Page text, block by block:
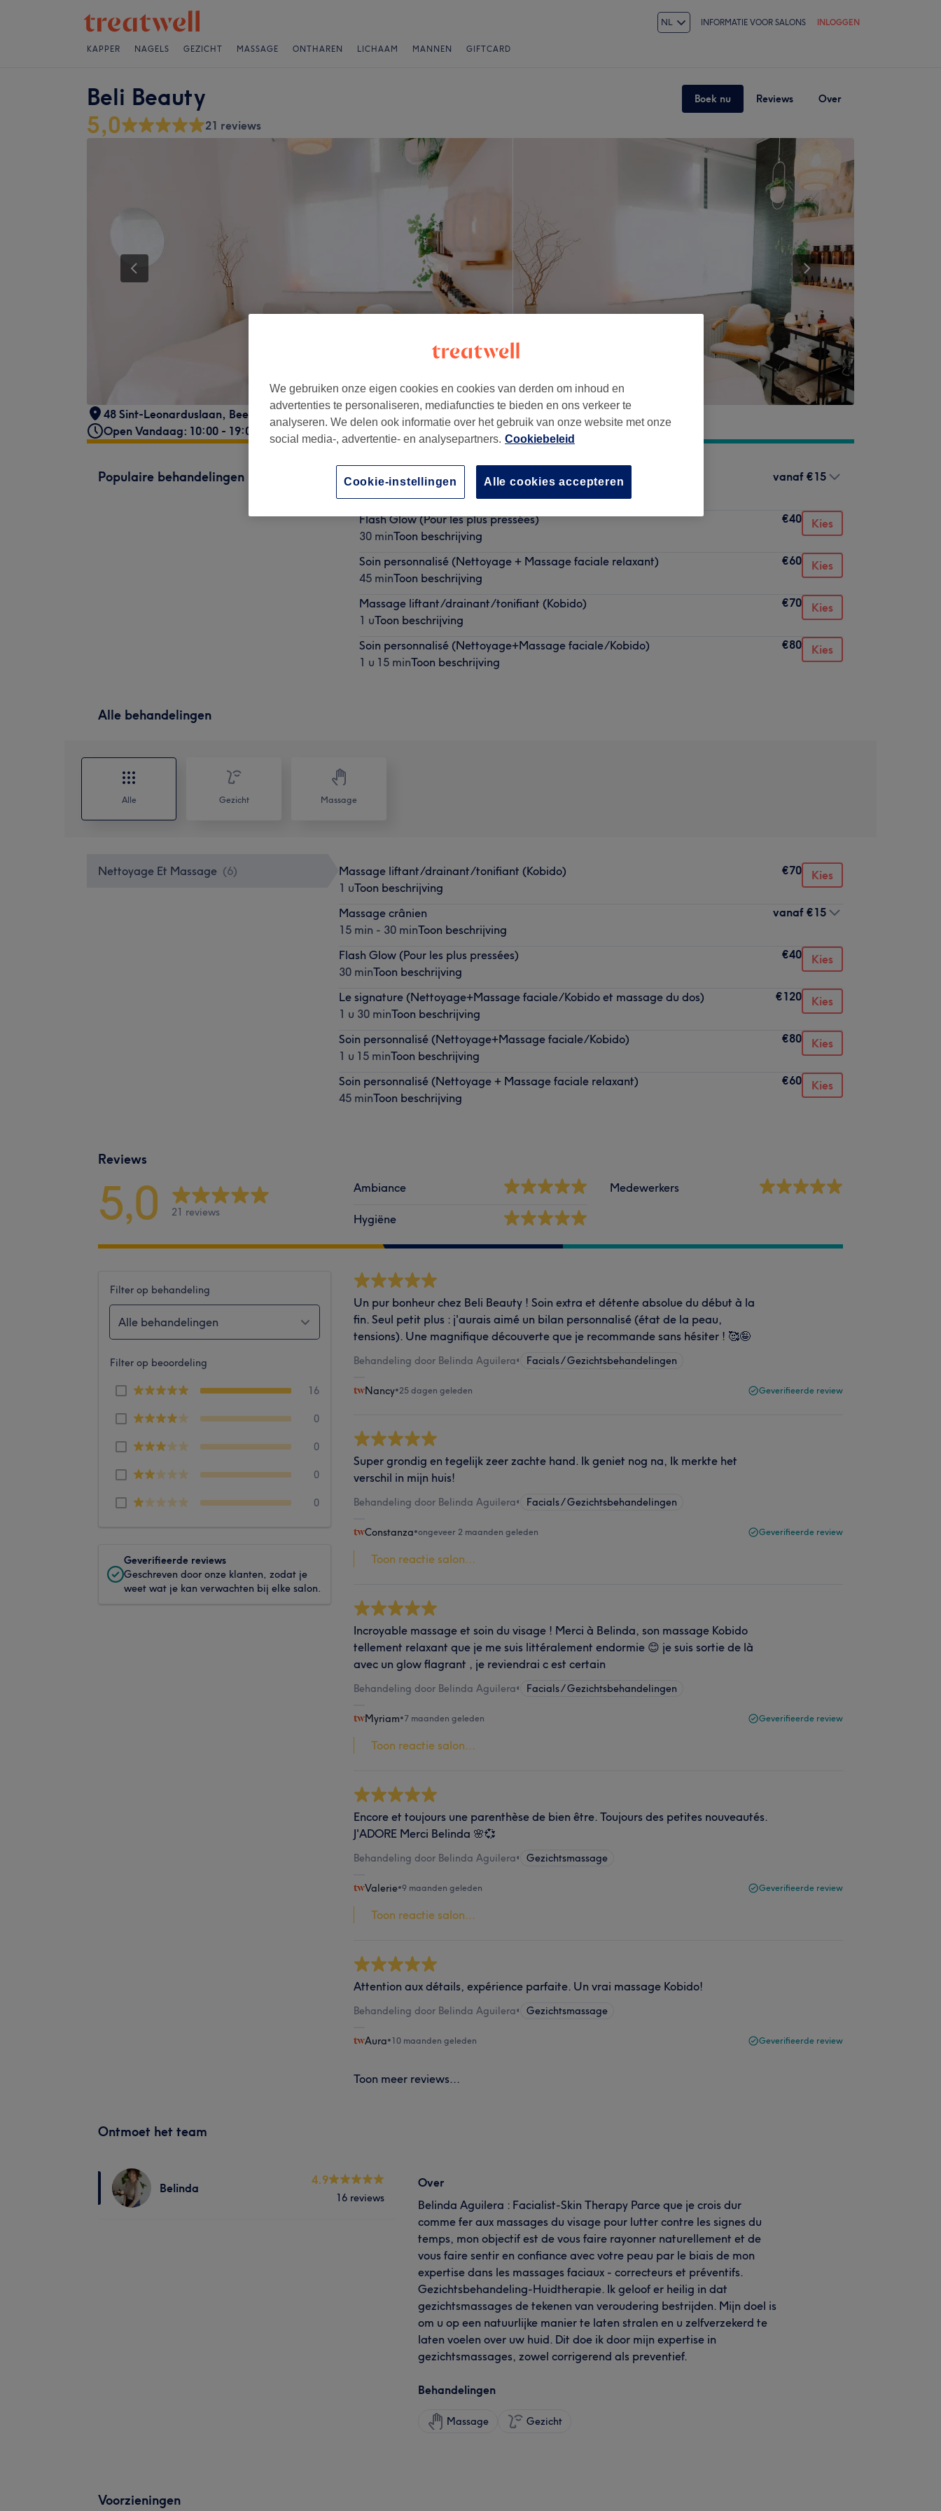
NL INFORMATIE VOOR SALONS INLOGGEN
KAPPER NAGELS GEZICHT MASSAGE ONTHAREN LICHAAM MANNEN GIFTCARD
Beli Beauty Boek nu Reviews Over
5,0 21 reviews
48 Sint-Leonarduslaan, Beersel , 1654
Open Vandaag: 10:00 - 19:00
Populaire behandelingen
Massage crânien
vanaf €15
Flash Glow (Pour les plus pressées)
30 minToon beschrijving
€40 Kies
Soin personnalisé (Nettoyage + Massage faciale relaxant)
45 minToon beschrijving
€60 Kies
Massage liftant/drainant/tonifiant (Kobido)
1 uToon beschrijving
€70 Kies
Soin personnalisé (Nettoyage+Massage faciale/Kobido)
1 u 15 minToon beschrijving
€80 Kies
Alle behandelingen
Alle Gezicht Massage
Nettoyage Et Massage (6)
Massage liftant/drainant/tonifiant (Kobido)
1 uToon beschrijving
€70 Kies
Massage crânien
15 min - 30 minToon beschrijving
vanaf €15
Flash Glow (Pour les plus pressées)
30 minToon beschrijving
€40 Kies
Le signature (Nettoyage+Massage faciale/Kobido et massage du dos)
1 u 30 minToon beschrijving
€120 Kies
Soin personnalisé (Nettoyage+Massage faciale/Kobido)
1 u 15 minToon beschrijving
€80 Kies
Soin personnalisé (Nettoyage + Massage faciale relaxant)
45 minToon beschrijving
€60 Kies
Reviews
5,0 21 reviews
Ambiance
Hygiëne
Medewerkers
Filter op behandeling
Alle behandelingen
Filter op beoordeling
16
0
0
0
0
Geverifieerde reviews
Geschreven door onze klanten, zodat je
weet wat je kan verwachten bij elke salon.
Un pur bonheur chez Beli Beauty ! Soin extra et détente absolue du début à la
fin. Seul petit plus : j'aurais aimé un bilan personnalisé (état de la peau,
tensions). Une magnifique découverte que je recommande sans hésiter ! 🥰🤪
Behandeling door Belinda Aguilera• Facials / Gezichtsbehandelingen
Nancy•25 dagen geleden Geverifieerde review
Super grondig en tegelijk zeer zachte hand. Ik geniet nog na, Ik merkte het
verschil in mijn huis!
Behandeling door Belinda Aguilera• Facials / Gezichtsbehandelingen
Constanza•ongeveer 2 maanden geleden Geverifieerde review
Toon reactie salon...
Incroyable massage et soin du visage ! Merci à Belinda, son massage Kobido
tellement relaxant que je me suis littéralement endormie 😊 je suis sortie de là
avec un glow flagrant , je reviendrai c est certain
Behandeling door Belinda Aguilera• Facials / Gezichtsbehandelingen
Myriam•7 maanden geleden Geverifieerde review
Toon reactie salon...
Encore et toujours une parenthèse de bien être. Toujours des petites nouveautés.
J'ADORE Merci Belinda 🌸💞
Behandeling door Belinda Aguilera• Gezichtsmassage
Valerie•9 maanden geleden Geverifieerde review
Toon reactie salon...
Attention aux détails, expérience parfaite. Un vrai massage Kobido!
Behandeling door Belinda Aguilera• Gezichtsmassage
Aura•10 maanden geleden Geverifieerde review
Toon meer reviews...
Ontmoet het team
Belinda
4.9
16 reviews
Over
Belinda Aguilera : Facialist-Skin Therapy Parce que je crois dur
comme fer aux massages du visage pour lutter contre les signes du
temps, mon objectif est de vous faire rayonner naturellement et de
vous faire sentir en confiance avec votre peau par le biais de mon
expertise dans les massages faciaux - correcteurs et préventifs.
Gezichtsbehandeling-Huidtherapie. Ik geloof er heilig in dat
gezichtsmassages de tekenen van veroudering bestrijden. Mijn doel is
om u op een natuurlijke manier te laten stralen en u zelfverzekerd te
laten voelen over uw huid. Dit doe ik door mijn expertise in
gezichtsmassages, zowel corrigerend als preventief.
Behandelingen
Massage Gezicht
Voorzieningen
We gebruiken onze eigen cookies en cookies van derden om inhoud en
advertenties te personaliseren, mediafuncties te bieden en ons verkeer te
analyseren. We delen ook informatie over het gebruik van onze website met onze
social media-, advertentie- en analysepartners. Cookiebeleid
Alle cookies accepteren
Cookie-instellingen